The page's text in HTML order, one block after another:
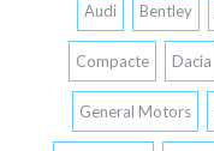
Audi Bentley
Compacte Dacia
General Motors